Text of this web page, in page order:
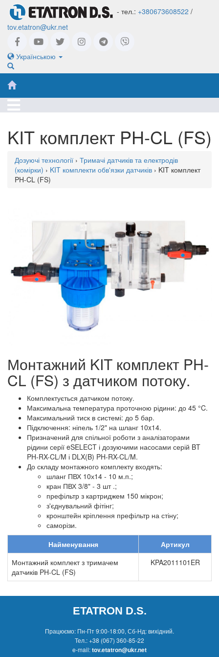
- тел.: +380673608522 /
tov.etatron@ukr.net
Українською
KIT комплект PH-CL (FS)
Дозуючі технології › Тримачі датчиків та електродів
(комірки) › KIT комплекти обв'язки датчиків › KIT комплект
PH-CL (FS)
Монтажний KIT комплект PH-
CL (FS) з датчиком потоку.
Комплектується датчиком потоку.
Максимальна температура проточною рідини: до 45 °C.
Максимальний тиск в системі: до 5 бар.
Підключення: ніпель 1/2" на шланг 10x14.
Призначений для спільної роботи з аналізаторами
рідини серії eSELECT і дозуючими насосами серій BT
PH-RX-CL/M і DLX(B) PH-RX-CL/M.
До складу монтажного комплекту входять:
шланг ПВХ 10х14 - 10 м.п.;
кран ПВХ 3/8" - 3 шт .;
префільтр з картриджем 150 мікрон;
з'єднувальний фітінг;
кронштейн кріплення префільтр на стіну;
саморізи.
Найменування
Артикул
Монтажний комплект з тримачем
датчиків PH-CL (FS)
KPA2011101ER
ETATRON D.S.
Працюємо: Пн-Пт 9:00-18:00, Сб-Нд: вихідний.
Тел.:+38 (067) 360-85-22
e-mail:tov.etatron@ukr.net